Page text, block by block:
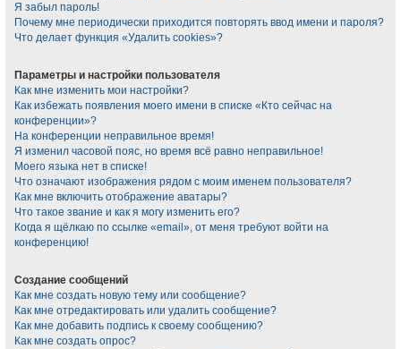
Я забыл пароль!
Почему мне периодически приходится повторять ввод имени и пароля?
Что делает функция «Удалить cookies»?
Параметры и настройки пользователя
Как мне изменить мои настройки?
Как избежать появления моего имени в списке «Кто сейчас на
конференции»?
На конференции неправильное время!
Я изменил часовой пояс, но время всё равно неправильное!
Моего языка нет в списке!
Что означают изображения рядом с моим именем пользователя?
Как мне включить отображение аватары?
Что такое звание и как я могу изменить его?
Когда я щёлкаю по ссылке «email», от меня требуют войти на
конференцию!
Создание сообщений
Как мне создать новую тему или сообщение?
Как мне отредактировать или удалить сообщение?
Как мне добавить подпись к своему сообщению?
Как мне создать опрос?